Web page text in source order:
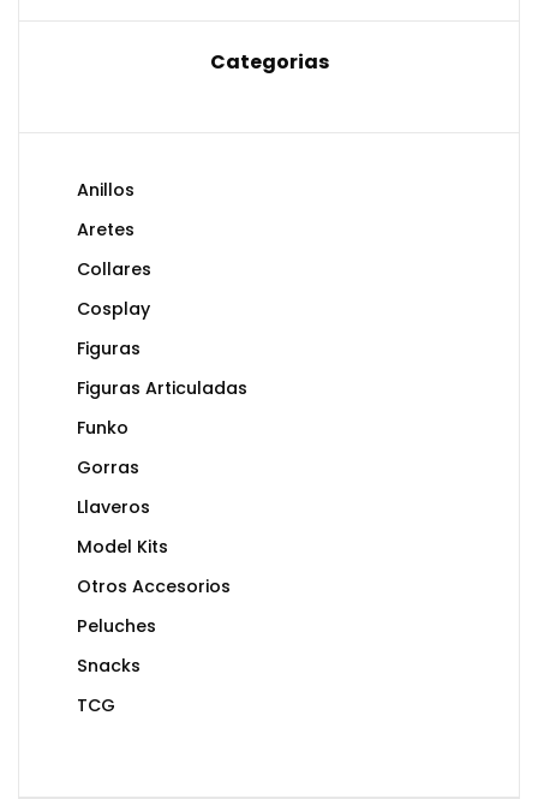
Categorias
Anillos
Aretes
Collares
Cosplay
Figuras
Figuras Articuladas
Funko
Gorras
Llaveros
Model Kits
Otros Accesorios
Peluches
Snacks
TCG